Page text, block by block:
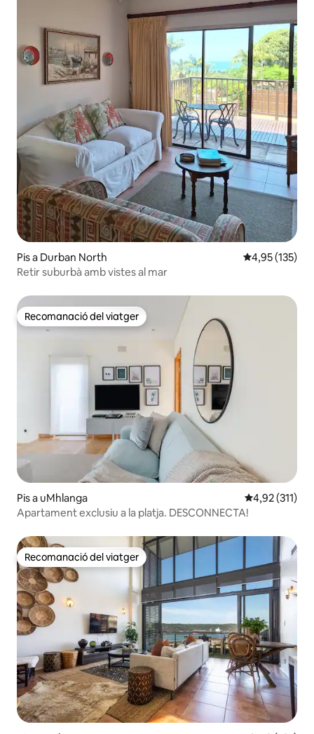
Pis a Durban North 4,95 de
4,95 (135)
Retir suburbà amb vistes al mar
Recomanació del viatger
Recomanació del viatger
Pis a uMhlanga 4,92 de
4,92 (311)
Apartament exclusiu a la platja. DESCONNECTA!
Recomanació del viatger
Recomanació del viatger